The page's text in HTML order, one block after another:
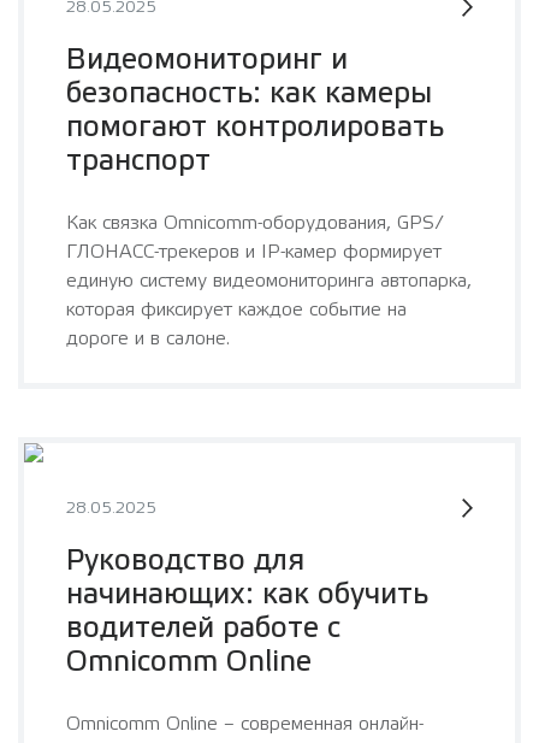
28.05.2025
Видеомониторинг и
безопасность: как камеры
помогают контролировать
транспорт
Как связка Omnicomm-оборудования, GPS/
ГЛОНАСС-трекеров и IP-камер формирует
единую систему видеомониторинга автопарка,
которая фиксирует каждое событие на
дороге и в салоне.
28.05.2025
Руководство для
начинающих: как обучить
водителей работе с
Omnicomm Online
Omnicomm Online – современная онлайн-